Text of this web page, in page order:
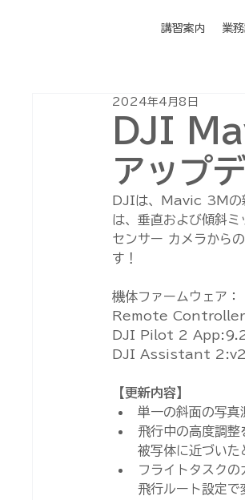
講習案内 業
DJI
アップ
2024年4月8日
DJIは、Mavic 3Mの
は、垂直および傾斜
センサー カメラから
す！
機体ファームウェア
Remote
DJI Pilot 2
DJI Assistant
【更新内容】
単一の斜面の写真
飛行中の高度調
被写体に近づいた
フライトタスク
飛行ルート設定で